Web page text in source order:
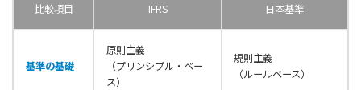
比較項目 IFRS 日本基準
基準の基礎
原則主義
（プリンシプル・ベー
ス）
規則主義
（ルールベース）